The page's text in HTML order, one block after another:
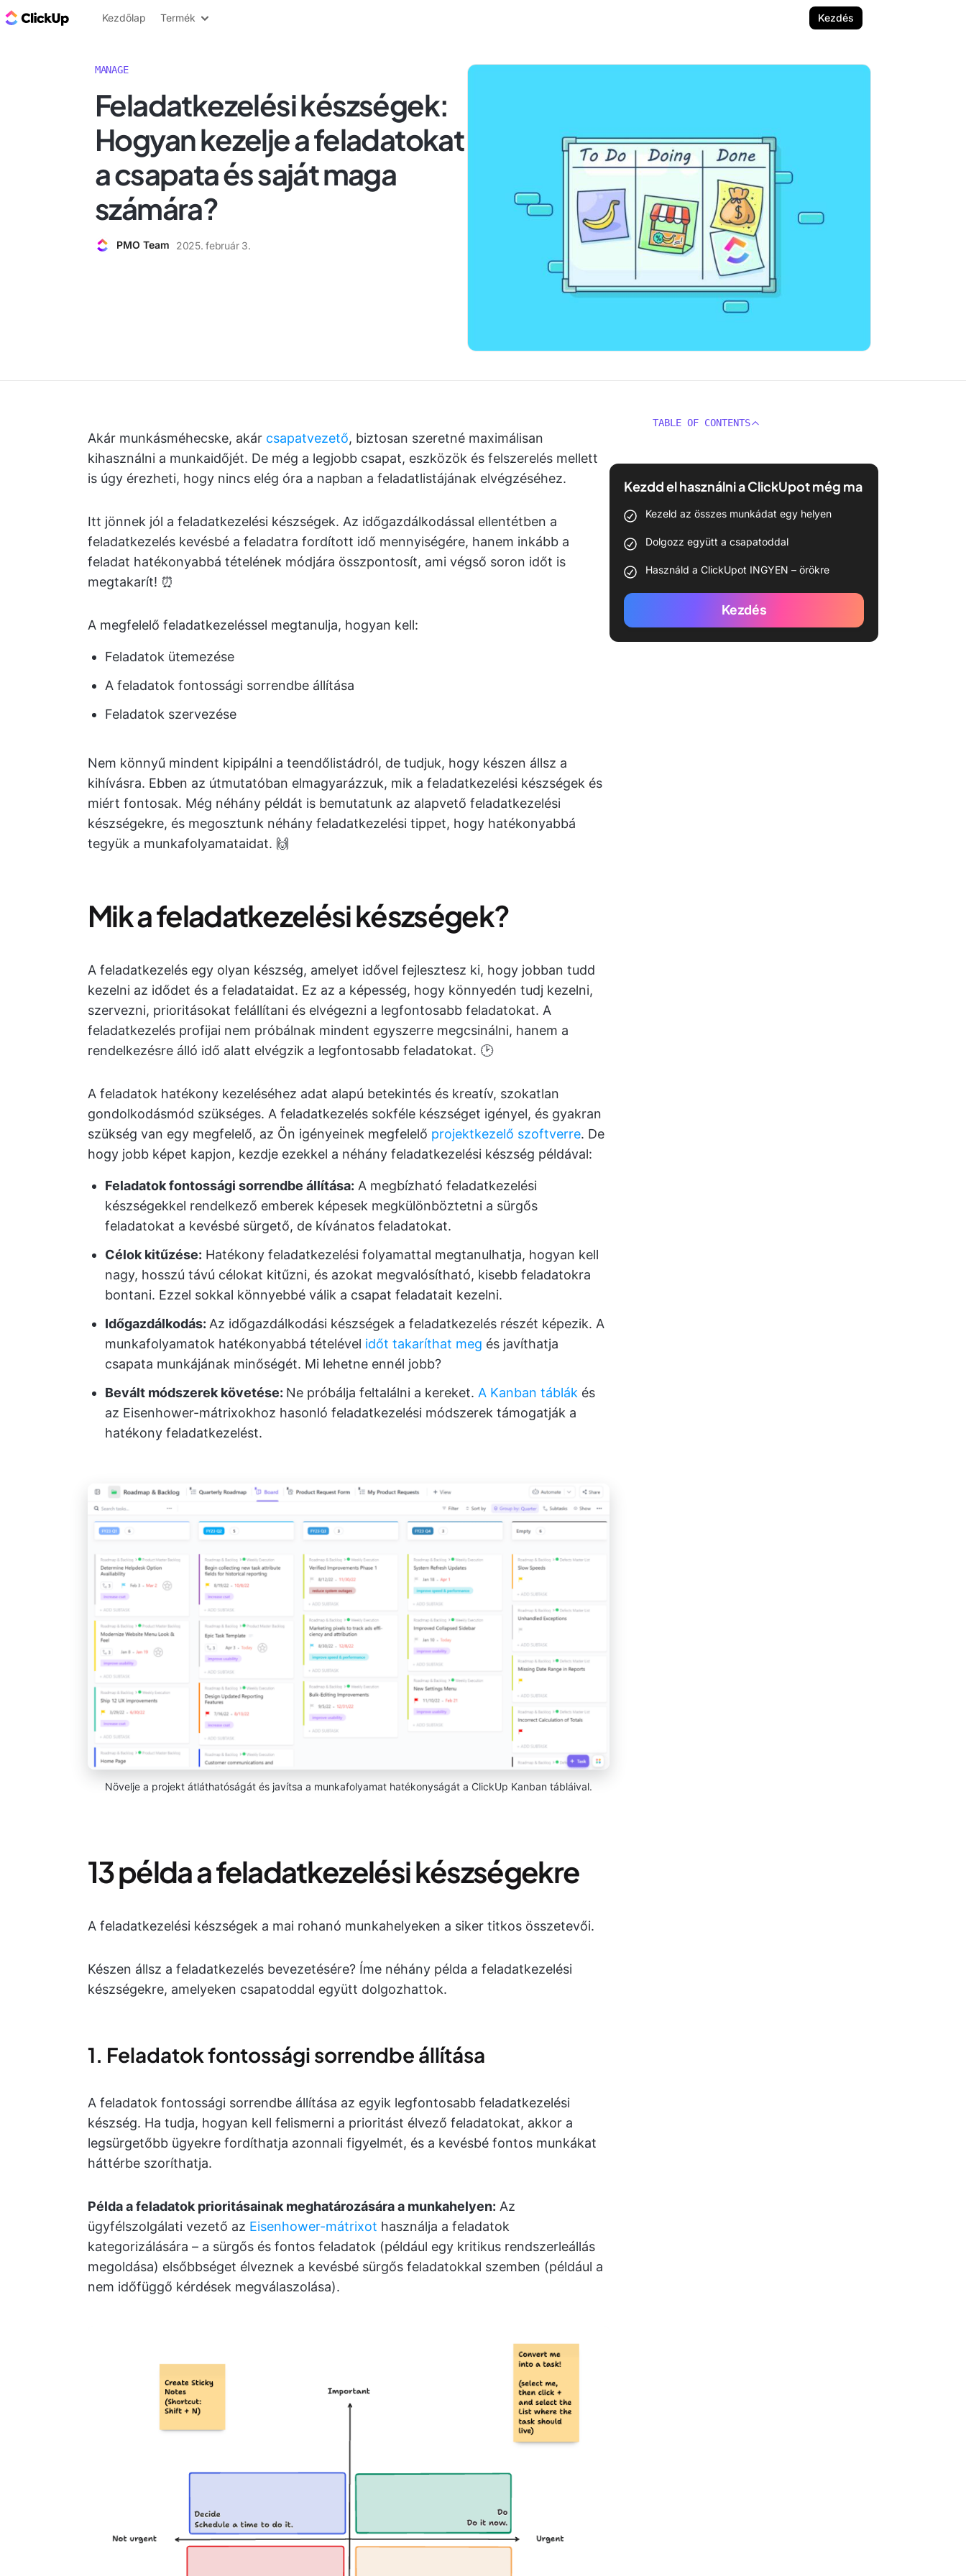
ClickUp blog
Kezdőlap Termék Kezdés
MANAGE
Feladatkezelési készségek:
Hogyan kezelje a feladatokat
a csapata és saját maga
számára?
PMO Team 2025. február 3.
Akár munkásméhecske, akár csapatvezető, biztosan szeretné maximálisan
kihasználni a munkaidőjét. De még a legjobb csapat, eszközök és felszerelés mellett
is úgy érezheti, hogy nincs elég óra a napban a feladatlistájának elvégzéséhez.
Itt jönnek jól a feladatkezelési készségek. Az időgazdálkodással ellentétben a
feladatkezelés kevésbé a feladatra fordított idő mennyiségére, hanem inkább a
feladat hatékonyabbá tételének módjára összpontosít, ami végső soron időt is
megtakarít! ⏰
A megfelelő feladatkezeléssel megtanulja, hogyan kell:
Feladatok ütemezése
A feladatok fontossági sorrendbe állítása
Feladatok szervezése
Nem könnyű mindent kipipálni a teendőlistádról, de tudjuk, hogy készen állsz a
kihívásra. Ebben az útmutatóban elmagyarázzuk, mik a feladatkezelési készségek és
miért fontosak. Még néhány példát is bemutatunk az alapvető feladatkezelési
készségekre, és megosztunk néhány feladatkezelési tippet, hogy hatékonyabbá
tegyük a munkafolyamataidat. 🙌
Mik a feladatkezelési készségek?
A feladatkezelés egy olyan készség, amelyet idővel fejlesztesz ki, hogy jobban tudd
kezelni az idődet és a feladataidat. Ez az a képesség, hogy könnyedén tudj kezelni,
szervezni, prioritásokat felállítani és elvégezni a legfontosabb feladatokat. A
feladatkezelés profijai nem próbálnak mindent egyszerre megcsinálni, hanem a
rendelkezésre álló idő alatt elvégzik a legfontosabb feladatokat. 🕑
A feladatok hatékony kezeléséhez adat alapú betekintés és kreatív, szokatlan
gondolkodásmód szükséges. A feladatkezelés sokféle készséget igényel, és gyakran
szükség van egy megfelelő, az Ön igényeinek megfelelő projektkezelő szoftverre. De
hogy jobb képet kapjon, kezdje ezekkel a néhány feladatkezelési készség példával:
Feladatok fontossági sorrendbe állítása: A megbízható feladatkezelési
készségekkel rendelkező emberek képesek megkülönböztetni a sürgős
feladatokat a kevésbé sürgető, de kívánatos feladatokat.
Célok kitűzése: Hatékony feladatkezelési folyamattal megtanulhatja, hogyan kell
nagy, hosszú távú célokat kitűzni, és azokat megvalósítható, kisebb feladatokra
bontani. Ezzel sokkal könnyebbé válik a csapat feladatait kezelni.
Időgazdálkodás: Az időgazdálkodási készségek a feladatkezelés részét képezik. A
munkafolyamatok hatékonyabbá tételével időt takaríthat meg és javíthatja
csapata munkájának minőségét. Mi lehetne ennél jobb?
Bevált módszerek követése: Ne próbálja feltalálni a kereket. A Kanban táblák és
az Eisenhower-mátrixokhoz hasonló feladatkezelési módszerek támogatják a
hatékony feladatkezelést.
Növelje a projekt átláthatóságát és javítsa a munkafolyamat hatékonyságát a ClickUp Kanban tábláival.
13 példa a feladatkezelési készségekre
A feladatkezelési készségek a mai rohanó munkahelyeken a siker titkos összetevői.
Készen állsz a feladatkezelés bevezetésére? Íme néhány példa a feladatkezelési
készségekre, amelyeken csapatoddal együtt dolgozhattok.
1. Feladatok fontossági sorrendbe állítása
A feladatok fontossági sorrendbe állítása az egyik legfontosabb feladatkezelési
készség. Ha tudja, hogyan kell felismerni a prioritást élvező feladatokat, akkor a
legsürgetőbb ügyekre fordíthatja azonnali figyelmét, és a kevésbé fontos munkákat
háttérbe szoríthatja.
Példa a feladatok prioritásainak meghatározására a munkahelyen: Az
ügyfélszolgálati vezető az Eisenhower-mátrixot használja a feladatok
kategorizálására – a sürgős és fontos feladatok (például egy kritikus rendszerleállás
megoldása) elsőbbséget élveznek a kevésbé sürgős feladatokkal szemben (például a
nem időfüggő kérdések megválaszolása).
TABLE OF CONTENTS
Kezdd el használni a ClickUpot még ma
Kezeld az összes munkádat egy helyen
Dolgozz együtt a csapatoddal
Használd a ClickUpot INGYEN – örökre
Kezdés